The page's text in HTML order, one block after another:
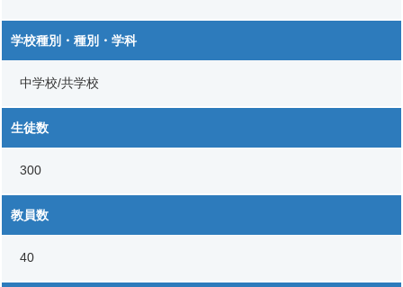
学校種別・種別・学科
中学校/共学校
生徒数
300
教員数
40